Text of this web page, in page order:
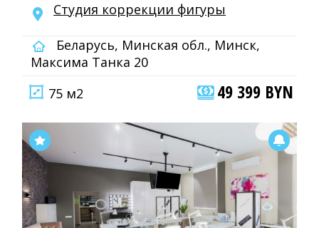
Студия коррекции фигуры
Беларусь, Минская обл., Минск,
Максима Танка 20
75 м2
49 399 BYN